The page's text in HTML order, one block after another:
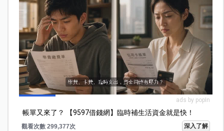
ads by popIn
帳單又來了？ 【9597借錢網】臨時補生活資金就是快！
觀看次數 299,377次 深入了解